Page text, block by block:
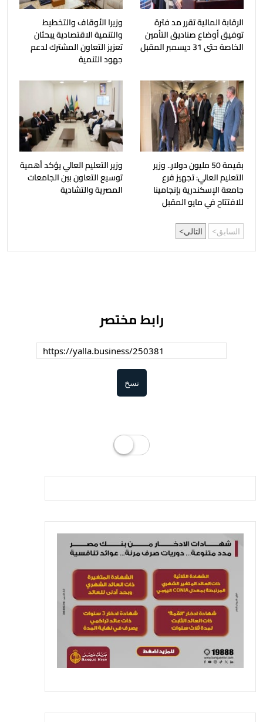
الرقابة المالية تقرر مد فترة
توفيق أوضاع صناديق التأمين
الخاصة حتى 31 ديسمبر المقبل
وزيرا الأوقاف والتخطيط
والتنمية الاقتصادية يبحثان
تعزيز التعاون المشترك لدعم
جهود التنمية
بقيمة 50 مليون دولار.. وزير
التعليم العالي: تجهيز فرع
جامعة الإسكندرية بإنجامينا
للافتتاح في مايو المقبل
وزير التعليم العالي يؤكد أهمية
توسيع التعاون بين الجامعات
المصرية والتشادية
السابق التالي
رابط مختصر
نسخ